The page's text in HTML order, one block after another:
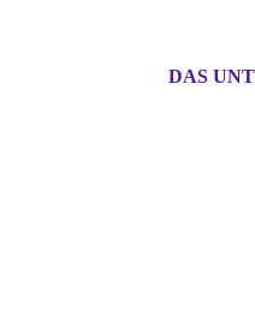
DAS